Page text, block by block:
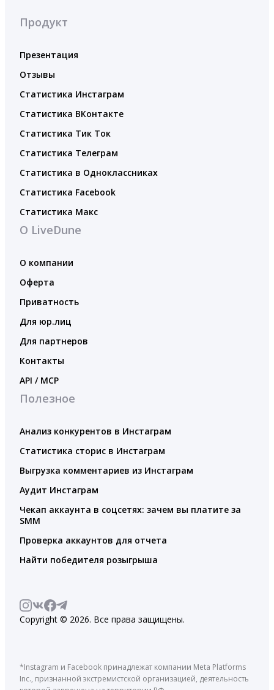
Продукт
Презентация
Отзывы
Статистика Инстаграм
Статистика ВКонтакте
Статистика Тик Ток
Статистика Телеграм
Статистика в Одноклассниках
Статистика Facebook
Статистика Макс
О LiveDune
О компании
Оферта
Приватность
Для юр.лиц
Для партнеров
Контакты
API / MCP
Полезное
Анализ конкурентов в Инстаграм
Статистика сторис в Инстаграм
Выгрузка комментариев из Инстаграм
Аудит Инстаграм
Чекап аккаунта в соцсетях: зачем вы платите за
SMM
Проверка аккаунтов для отчета
Найти победителя розыгрыша
Copyright © 2026. Все права защищены.
*Instagram и Facebook принадлежат компании Meta Platforms
Inc., признанной экстремистской организацией, деятельность